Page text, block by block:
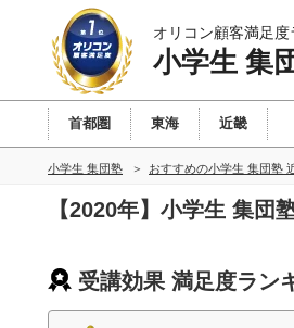
オリコン顧客満足
小学生 集
首都圏 東海 近畿
小学生 集団塾 おすすめの小学生 集団塾
【2020年】小学生 集団
受講効果 満足度ラン